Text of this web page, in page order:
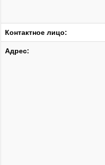
Контактное лицо:
Адрес: